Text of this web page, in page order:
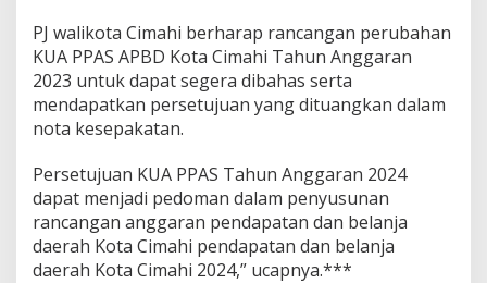
PJ walikota Cimahi berharap rancangan perubahan
KUA PPAS APBD Kota Cimahi Tahun Anggaran
2023 untuk dapat segera dibahas serta
mendapatkan persetujuan yang dituangkan dalam
nota kesepakatan.
Persetujuan KUA PPAS Tahun Anggaran 2024
dapat menjadi pedoman dalam penyusunan
rancangan anggaran pendapatan dan belanja
daerah Kota Cimahi pendapatan dan belanja
daerah Kota Cimahi 2024,” ucapnya.***